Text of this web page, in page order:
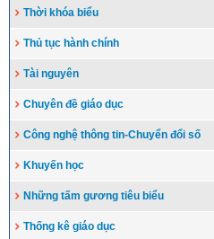
Thời khóa biểu
Thủ tục hành chính
Tài nguyên
Chuyên đề giáo dục
Công nghệ thông tin-Chuyển đổi số
Khuyến học
Những tấm gương tiêu biểu
Thống kê giáo dục